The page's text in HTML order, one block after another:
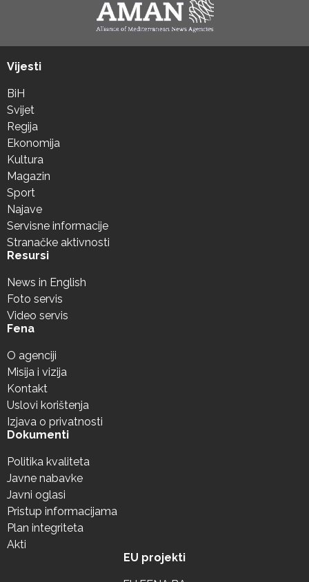
Vijesti
BiH
Svijet
Regija
Ekonomija
Kultura
Magazin
Sport
Najave
Servisne informacije
Stranačke aktivnosti
Resursi
News in English
Foto servis
Video servis
Fena
O agenciji
Misija i vizija
Kontakt
Uslovi korištenja
Izjava o privatnosti
Dokumenti
Politika kvaliteta
Javne nabavke
Javni oglasi
Pristup informacijama
Plan integriteta
Akti
EU projekti